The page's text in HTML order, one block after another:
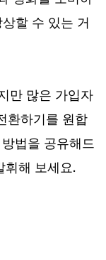
할 수 있는 거
만 많은 가입자
환하기를 원합
법을 공유해드
휘해 보세요.